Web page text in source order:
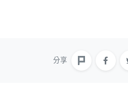
分享